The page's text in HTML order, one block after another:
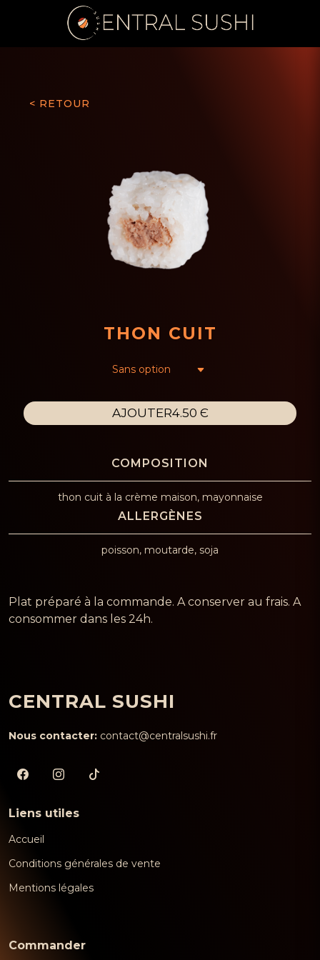
< RETOUR
THON CUIT
AJOUTER4.50 Є
thon cuit à la crème maison, mayonnaise
poisson, moutarde, soja
Plat préparé à la commande. A conserver au frais. A
consommer dans les 24h.
CENTRAL SUSHI
Nous contacter: contact@centralsushi.fr
Liens utiles
Accueil
Conditions générales de vente
Mentions légales
Commander